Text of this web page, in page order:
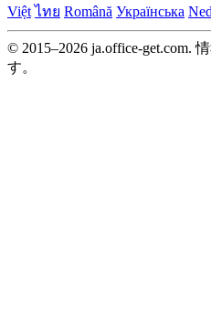
Việt ไทย Română Українська
© 2015–2026 ja.office-get.com.
す。